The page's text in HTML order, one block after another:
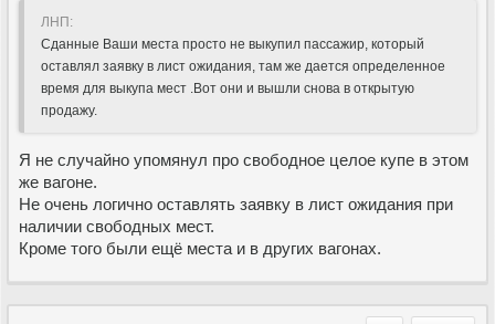
ЛНП:
Сданные Ваши места просто не выкупил пассажир, который
оставлял заявку в лист ожидания, там же дается определенное
время для выкупа мест .Вот они и вышли снова в открытую
продажу.
Я не случайно упомянул про свободное целое купе в этом
же вагоне.
Не очень логично оставлять заявку в лист ожидания при
наличии свободных мест.
Кроме того были ещё места и в других вагонах.